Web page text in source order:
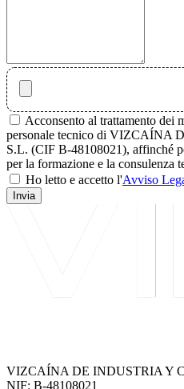
Acconsento al trattamento dei
personale tecnico di VIZCAÍNA
S.L. (CIF B-48108021), affinché
per la formazione e la consulenza
Ho letto e accetto l'Avviso
Invia
VIZCAÍNA DE INDUSTRIA Y
NIF: B-48108021